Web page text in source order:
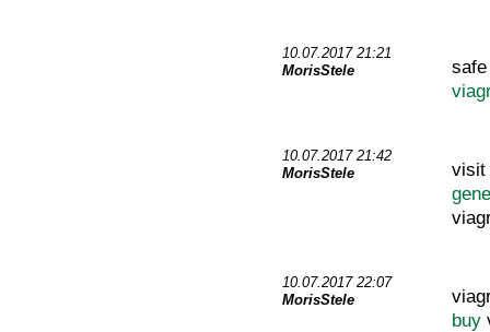
10.07.2017 21:21
MorisStele
10.07.2017 21:42
MorisStele
visit
10.07.2017 22:07
MorisStele
buy